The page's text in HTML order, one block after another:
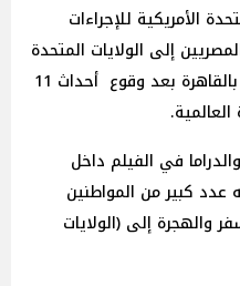
الأمريكية للإجراءات
إلى الولايات المتحدة
الأمريكية في السفارة الأمريكية بالقاهرة بعد وقوع أحداث 11
في الفيلم داخل
عدد كبير من المواطنين
والهجرة إلى (الولايات